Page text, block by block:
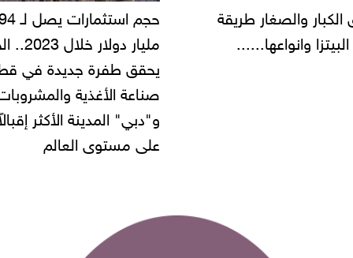
حجم استثمارات يصل لـ 94
"أمن القاهرة" يضبط
شركة مطاعم استولى على
أموال المواطنين بزعم